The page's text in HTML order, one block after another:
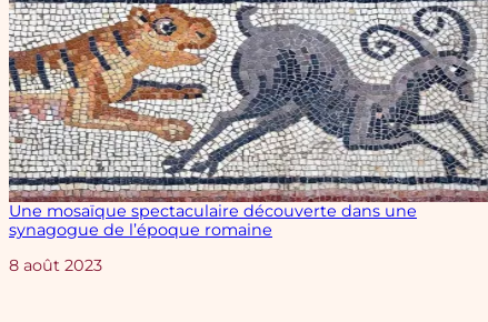
Une mosaïque spectaculaire découverte dans une
synagogue de l’époque romaine
Date
8 août 2023